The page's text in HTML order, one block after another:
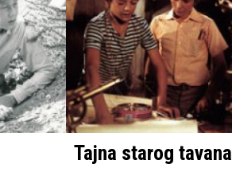
Tajna starog tavana